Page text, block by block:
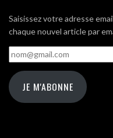
Saisissez votre adresse
chaque nouvel article par
nom@gmail.com
JE M'ABONNE